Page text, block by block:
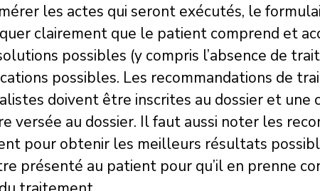
les actes qui seront exécutés, le
clairement que le patient comprend et
possibles (y compris l’absence de
possibles. Les recommandations de
doivent être inscrites au dossier et une
versée au dossier. Il faut aussi noter les
pour obtenir les meilleurs résultats
présenté au patient pour qu’il en prenne